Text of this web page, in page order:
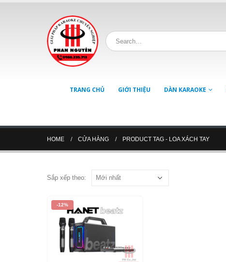
TRANG CHỦ GIỚI THIỆU DÀN KARAOKE
HOME CỬA HÀNG PRODUCT TAG - LOA XÁCH TAY
Sắp xếp theo:
-12%